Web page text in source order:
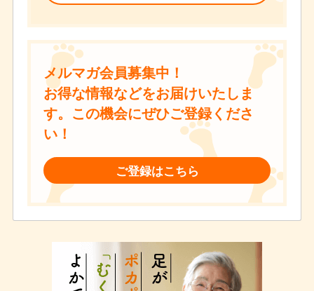
メルマガ会員募集中！
お得な情報などをお届けいたしま
す。この機会にぜひご登録くださ
い！
ご登録はこちら